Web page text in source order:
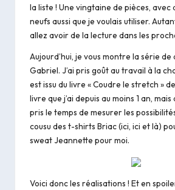
la liste ! Une vingtaine de pièces, avec
neufs aussi que je voulais utiliser.
allez avoir de la lecture dans les
Aujourd’hui, je vous montre la série
Gabriel. J’ai pris goût au travail à la
est issu du livre « Coudre le stretch »
livre que j’ai depuis au moins 1 an, mais
pris le temps de mesurer les
cousu des t-shirts Briac (ici, ici etlà)
sweat Jeannette pour moi.
Voici donc les réalisations ! Et en